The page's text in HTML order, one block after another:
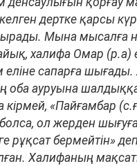
дертке қарсы
Мына мысалға
халифа Омар (р.а)
сапарға
оба ауруына
кірмей, «Пайғамбар
ол жерден
рұқсат бермейтін»
Халифаның мақсаты